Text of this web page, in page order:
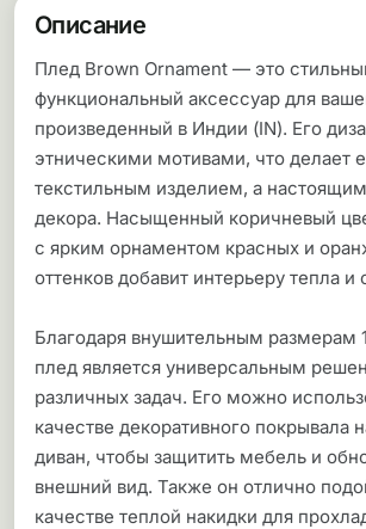
Описание
Плед Brown Ornament — это
функциональный аксессуар для
произведенный в Индии (IN). Его
этническими мотивами, что делает
текстильным изделием, а
декора. Насыщенный коричневый
с ярким орнаментом красных и
оттенков добавит интерьеру тепла
Благодаря внушительным размерам
плед является универсальным
различных задач. Его можно
качестве декоративного покрывала
диван, чтобы защитить мебель и
внешний вид. Также он отлично
качестве теплой накидки для